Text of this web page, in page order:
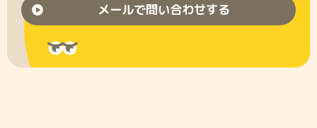
メールで問い合わせする